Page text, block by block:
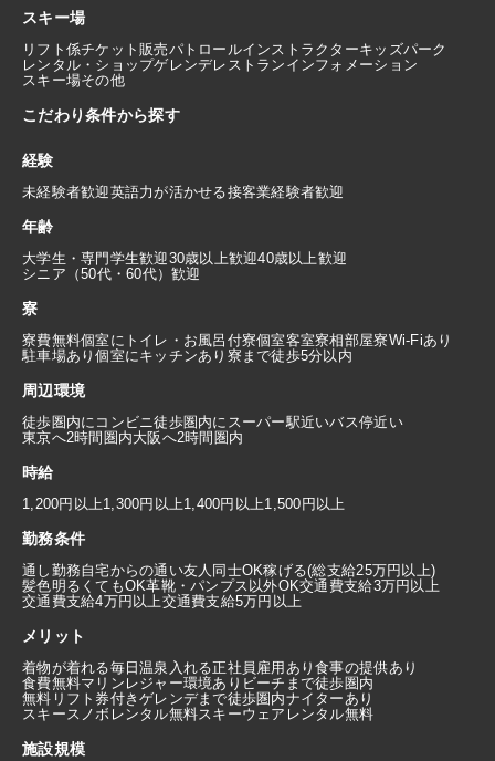
スキー場
リフト係チケット販売パトロールインストラクターキッズパーク
レンタル・ショップゲレンデレストラン インフォメーション
スキー場その他
こだわり条件から探す
経験
未経験者歓迎英語力が活かせる接客業経験者歓迎
年齢
大学生・専門学生歓迎30歳以上歓迎40歳以上歓迎
シニア（50代・60代）歓迎
寮
寮費無料個室にトイレ・お風呂付寮個室客室寮相部屋寮Wi-Fiあり
駐車場あり個室にキッチンあり 寮まで徒歩5分以内
周辺環境
徒歩圏内にコンビニ徒歩圏内にスーパー駅近いバス停近い
東京へ2時間圏内大阪へ2時間圏内
時給
1,200円以上1,300円以上1,400円以上1,500円以上
勤務条件
通し勤務自宅からの通い友人同士OK稼げる(総支給25万円以上)
髪色明るくてもOK革靴・パンプス以外OK交通費支給3万円以上
交通費支給4万円以上交通費支給5万円以上
メリット
着物が着れる毎日温泉入れる正社員雇用あり食事の提供あり
食費無料マリンレジャー環境あり ビーチまで徒歩圏内
無料リフト券付きゲレンデまで徒歩圏内ナイターあり
スキースノボレンタル無料スキーウェアレンタル無料
施設規模